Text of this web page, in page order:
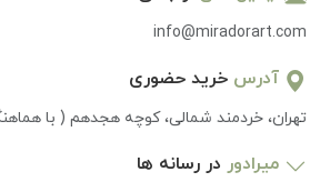
info@miradorart.com
آدرس خرید حضوری
تهران، خردمند شمالی، کوچه هجدهم ( با
میرادور در رسانه ها